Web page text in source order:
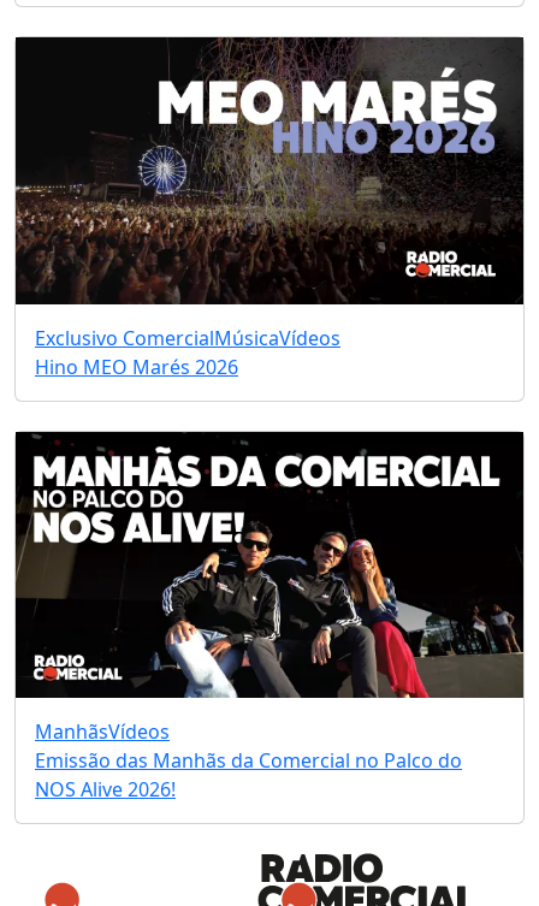
Exclusivo ComercialMúsicaVídeos
Hino MEO Marés 2026
ManhãsVídeos
Emissão das Manhãs da Comercial no Palco do
NOS Alive 2026!